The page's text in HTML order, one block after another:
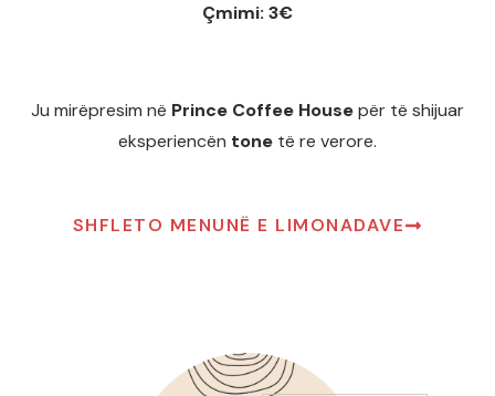
Çmimi: 3€
Ju mirëpresim në Prince Coffee Housepër të shijuar
eksperiencën tone të re verore.
SHFLETO MENUNË E LIMONADAVE